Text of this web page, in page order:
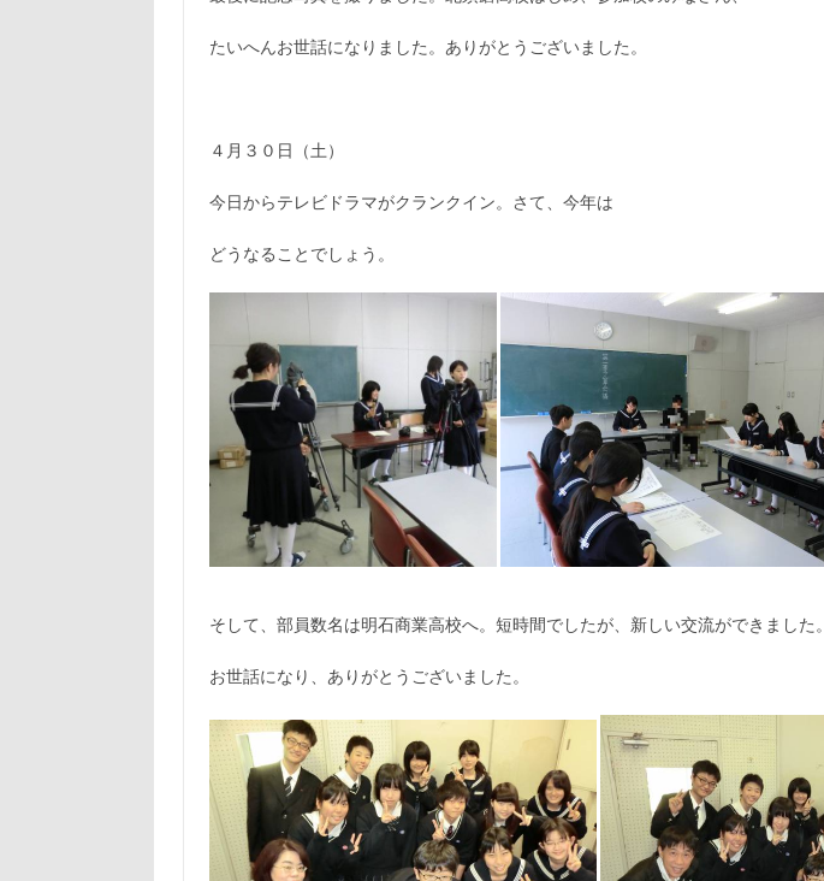
たいへんお世話になりました。ありがとうございました。
４月３０日（土）
今日からテレビドラマがクランクイン。さて、今年は
どうなることでしょう。
そして、部員数名は明石商業高校へ。短時間でしたが、新しい交流ができました。
お世話になり、ありがとうございました。